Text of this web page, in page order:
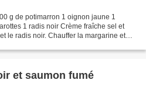
g de potimarron 1 oignon jaune 1
1 radis noir Crème fraîche sel et
le radis noir. Chauffer la margarine et
et saumon fumé